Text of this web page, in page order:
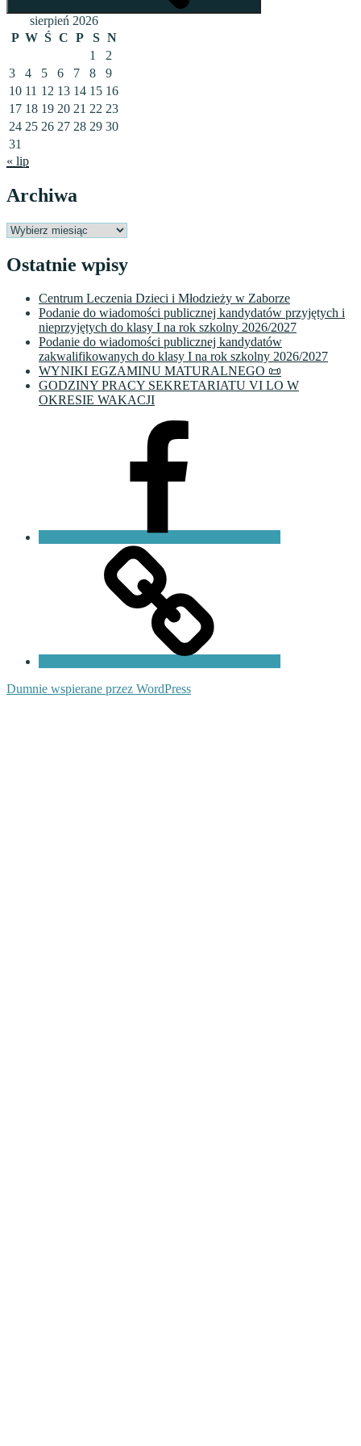
sierpień 2026
P W Ś C P S N
1
2
3
4 5 6 7 8
9
10 11 12 13 14 15 16
17 18 19 20 21 22 23
24 25 26 27 28 29 30
31
« lip
Archiwa
Archiwa
Ostatnie wpisy
Centrum Leczenia Dzieci i Młodzieży w Zaborze
Podanie do wiadomości publicznej kandydatów przyjętych i
nieprzyjętych do klasy I na rok szkolny 2026/2027
Podanie do wiadomości publicznej kandydatów
zakwalifikowanych do klasy I na rok szkolny 2026/2027
WYNIKI EGZAMINU MATURALNEGO 📜
GODZINY PRACY SEKRETARIATU VI LO W
OKRESIE WAKACJI
Dumnie wspierane przez WordPress